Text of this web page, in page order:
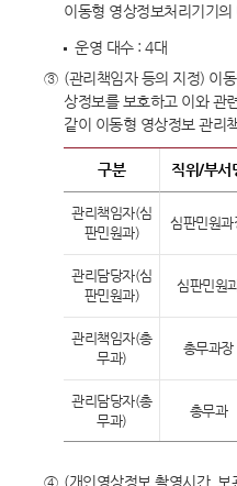
이동형 영상정보처리기기
운영 대수 : 4대
③ (관리책임자 등의 지정) 이
상정보를 보호하고 이와 관
같이 이동형 영상정보 관리
구분 직위/부서
관리책임자(심
판민원과)
심판민원과
관리담당자(심
판민원과)
심판민원
관리책임자(총
무과)
총무과장
관리담당자(총
무과)
총무과
④ (개인영상정보 촬영시간, 보